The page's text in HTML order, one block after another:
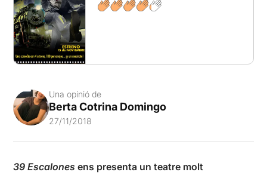
Una opinió de
Berta Cotrina Domingo
27/11/2018
39 Escalones ens presenta un teatre molt